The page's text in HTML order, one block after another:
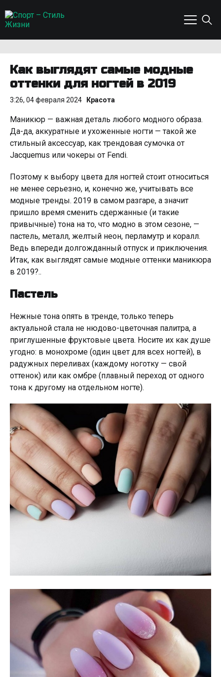
Как выглядят самые модные
оттенки для ногтей в 2019
3:26, 04 февраля 2024 Красота
Маникюр — важная деталь любого модного образа.
Да-да, аккуратные и ухоженные ногти — такой же
стильный аксессуар, как трендовая сумочка от
Jacquemus или чокеры от Fendi.
Поэтому к выбору цвета для ногтей стоит относиться
не менее серьезно, и, конечно же, учитывать все
модные тренды. 2019 в самом разгаре, а значит
пришло время сменить сдержанные (и такие
привычные) тона на то, что модно в этом сезоне, —
пастель, металл, желтый неон, перламутр и коралл.
Ведь впереди долгожданный отпуск и приключения.
Итак, как выглядят самые модные оттенки маникюра
в 2019?..
Пастель
Нежные тона опять в тренде, только теперь
актуальной стала не нюдово-цветочная палитра, а
приглушенные фруктовые цвета. Носите их как душе
угодно: в монохроме (один цвет для всех ногтей), в
радужных переливах (каждому ноготку — свой
оттенок) или как омбре (плавный переход от одного
тона к другому на отдельном ногте).